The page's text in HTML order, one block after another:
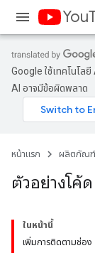
Google ใช้เทคโนโล
AI อาจมีข้อผิดพลาด
หน้าแรก ผลิตภัณฑ์
ตัวอย่างโค้
ในหน้านี้
เพิ่มการติดตามช่อง